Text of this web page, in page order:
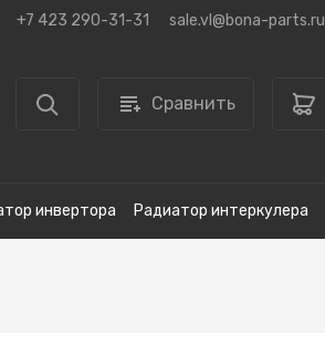
+7 423 290-31-31 sale.vl@bona-parts.ru
Сравнить
инвертора Радиатор интеркулера